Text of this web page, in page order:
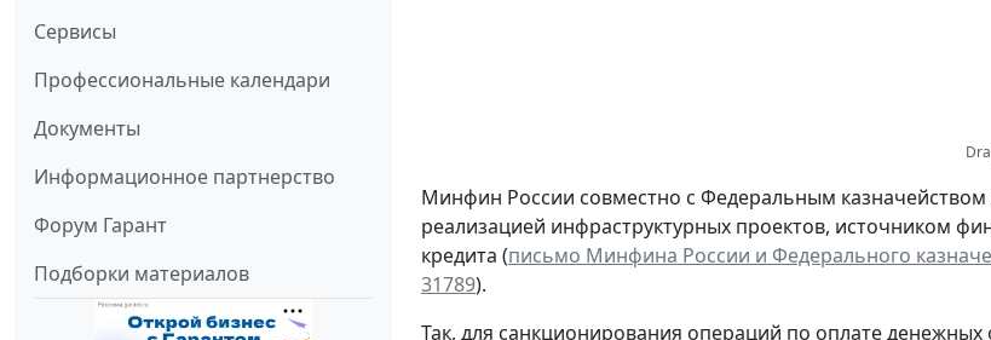
Сервисы
Профессиональные календари
Документы
Информационное партнерство
Форум Гарант
Подборки материалов
Минфин России совместно с Федеральным
реализацией инфраструктурных проектов, источником
кредита (письмо Минфина России и Федерального
31789).
Так, для санкционирования операций по оплате